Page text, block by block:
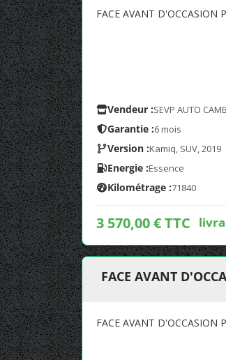
FACE AVANT D'OCCASION
Vendeur :SEVP AUTO
Garantie :6 mois
Version :Kamiq, SUV, 2019
Energie :Essence
Kilométrage :71840
3 570,00 € TTC
FACE AVANT
FACE AVANT D'OCCASION